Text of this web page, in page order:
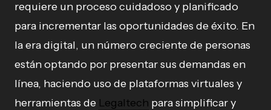
requiere un proceso cuidadoso y planificado
para incrementar las oportunidades de éxito. En
la era digital, un número creciente de personas
están optando por presentar sus demandas en
línea, haciendo uso de plataformas virtuales y
herramientas de Legaltech para simplificar y